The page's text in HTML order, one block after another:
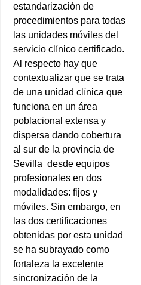
estandarización de
procedimientos para todas
las unidades móviles del
servicio clínico certificado.
Al respecto hay que
contextualizar que se trata
de una unidad clínica que
funciona en un área
poblacional extensa y
dispersa dando cobertura
al sur de la provincia de
Sevilla desde equipos
profesionales en dos
modalidades: fijos y
móviles. Sin embargo, en
las dos certificaciones
obtenidas por esta unidad
se ha subrayado como
fortaleza la excelente
sincronización de la